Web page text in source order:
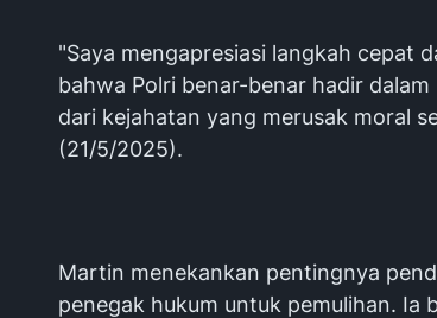
"Saya mengapresiasi langkah cepat
bahwa Polri benar-benar hadir
dari kejahatan yang merusak moral
(21/5/2025).
Martin menekankan pentingnya
penegak hukum untuk pemulihan. Ia